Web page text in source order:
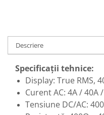
Scule electrice
Accesorii pentru polizor
Accesorii scule electrice
Compresoare aer
Fierastrau sabie
Fierăstrău circular
Descriere
Specificații tehnice:
Display: True RMS,
Curent AC: 4A / 40A
Tensiune DC/AC: